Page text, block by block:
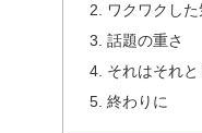
ワクワクし
話題の重さ
それはそれと
終わりに